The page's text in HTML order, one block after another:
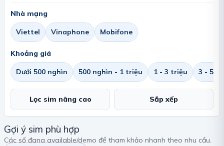
Nhà mạng
Viettel Vinaphone Mobifone
Khoảng giá
Dưới 500 nghìn 500 nghìn - 1 triệu 1 - 3 triệu 3 - 5
Lọc sim nâng cao Sắp xếp
Gợi ý sim phù hợp
Các số đang available/demo để tham khảo nhanh theo nhu cầu.